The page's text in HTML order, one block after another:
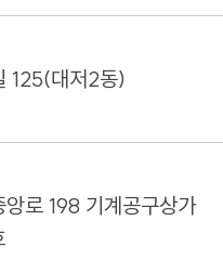
125(대저2동)
로 198 기계공구상가